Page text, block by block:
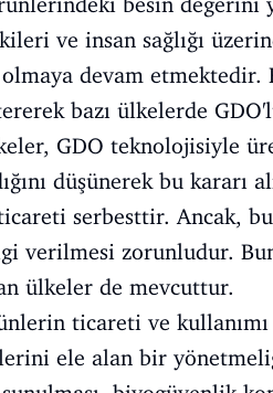
ve insan sağlığı
devam
bazı ülkelerde
GDO teknolojisiyle
düşünerek bu kararı
serbesttir. Ancak,
verilmesi zorunludur.
ülkeler de mevcuttur.
ticareti ve
ele alan bir